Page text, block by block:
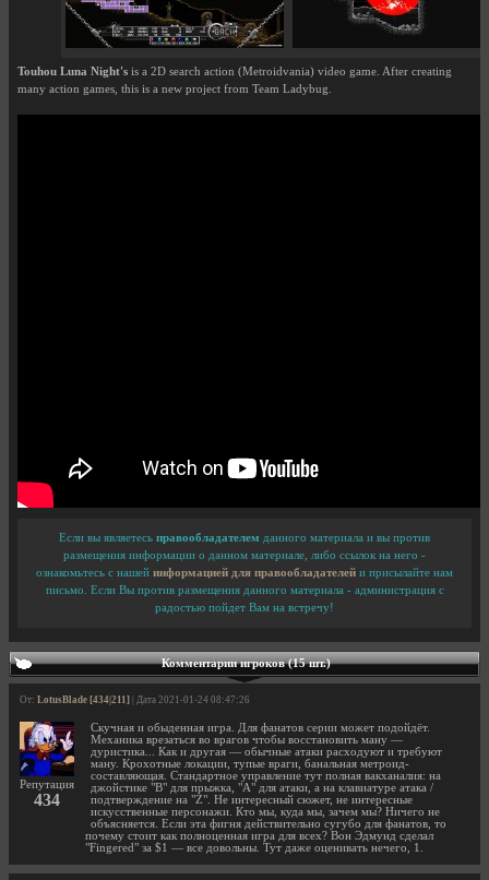
Touhou Luna Night's is a 2D search action (Metroidvania) video game. After creating
many action games, this is a new project from Team Ladybug.
Если вы являетесь правообладателем данного материала и вы против
размещения информации о данном материале, либо ссылок на него -
ознакомьтесь с нашей информацией для правообладателей и присылайте нам
письмо. Если Вы против размещения данного материала - администрация с
радостью пойдет Вам на встречу!
Комментарии игроков (15 шт.)
От: LotusBlade [434|211] | Дата 2021-01-24 08:47:26
Репутация
434
Скучная и обыденная игра. Для фанатов серии может подойдёт.
Механика врезаться во врагов чтобы восстановить ману —
дуристика... Как и другая — обычные атаки расходуют и требуют
ману. Крохотные локации, тупые враги, банальная метроид-
составляющая. Стандартное управление тут полная вакханалия: на
джойстике "B" для прыжка, "А" для атаки, а на клавиатуре атака /
подтверждение на "Z". Не интересный сюжет, не интересные
искусственные персонажи. Кто мы, куда мы, зачем мы? Ничего не
объясняется. Если эта фигня действительно сугубо для фанатов, то
почему стоит как полноценная игра для всех? Вон Эдмунд сделал
"Fingered" за $1 — все довольны. Тут даже оценивать нечего, 1.